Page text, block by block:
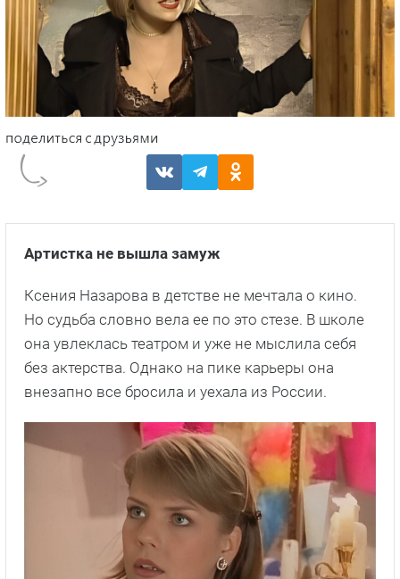
Артистка не вышла замуж
Ксения Назарова в детстве не мечтала о кино.
Но судьба словно вела ее по это стезе. В школе
она увлеклась театром и уже не мыслила себя
без актерства. Однако на пике карьеры она
внезапно все бросила и уехала из России.